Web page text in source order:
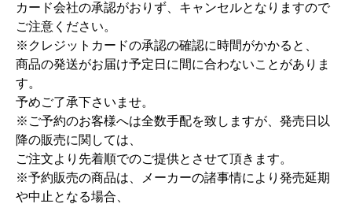
カード会社の承認がおりず、キャンセルとなりますので
ご注意ください。
※クレジットカードの承認の確認に時間がかかると、
商品の発送がお届け予定日に間に合わないことがありま
す。
予めご了承下さいませ。
※ご予約のお客様へは全数手配を致しますが、発売日以
降の販売に関しては、
ご注文より先着順でのご提供とさせて頂きます。
※予約販売の商品は、メーカーの諸事情により発売延期
や中止となる場合、